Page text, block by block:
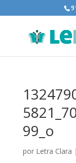
99_o
por Letra Clara |